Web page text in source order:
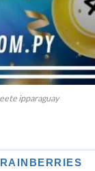
ipparaguay